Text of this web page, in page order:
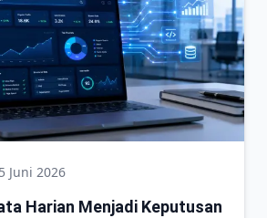
Juni 2026
Harian Menjadi Keputusan